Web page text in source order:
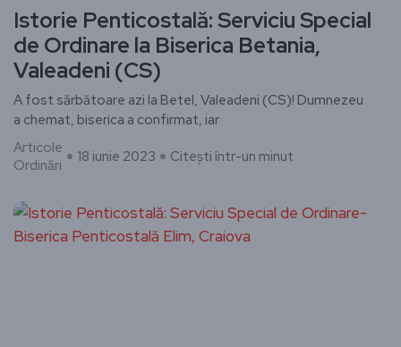
Istorie Penticostală: Serviciu Special
de Ordinare la Biserica Betania,
Valeadeni (CS)
A fost sărbătoare azi la Betel, Valeadeni (CS)! Dumnezeu
a chemat, biserica a confirmat, iar
Articole
Ordinări
18 iunie 2023 Citești într-un minut